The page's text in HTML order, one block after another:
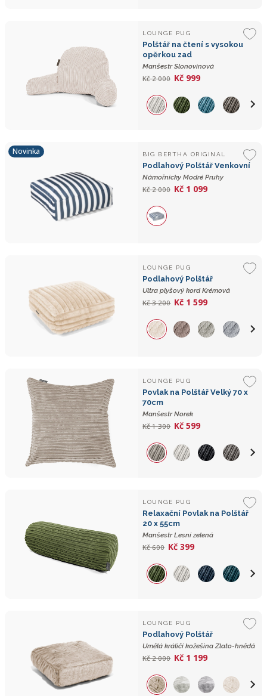
LOUNGE PUG
Polštář na čtení s vysokou
opěrkou zad
Manšestr Slonovinová
Kč 2 000 Kč 999
Novinka BIG BERTHA ORIGINAL
Podlahový Polštář Venkovní
Námořnicky Modré Pruhy
Kč 2 000 Kč 1 099
LOUNGE PUG
Podlahový Polštář
Ultra plyšový kord Krémová
Kč 3 200 Kč 1 599
LOUNGE PUG
Povlak na Polštář Velký 70 x
70cm
Manšestr Norek
Kč 1 300 Kč 599
LOUNGE PUG
Relaxační Povlak na Polštář
20 x 55cm
Manšestr Lesní zelená
Kč 600 Kč 399
LOUNGE PUG
Podlahový Polštář
Umělá králičí kožešina Zlato-hnědá
Kč 2 000 Kč 1 199